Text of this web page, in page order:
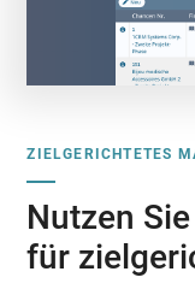
ZIELGERICHTETES
Nutzen
für